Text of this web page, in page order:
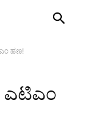
ಹಣ!
ಎಟಿಎಂ